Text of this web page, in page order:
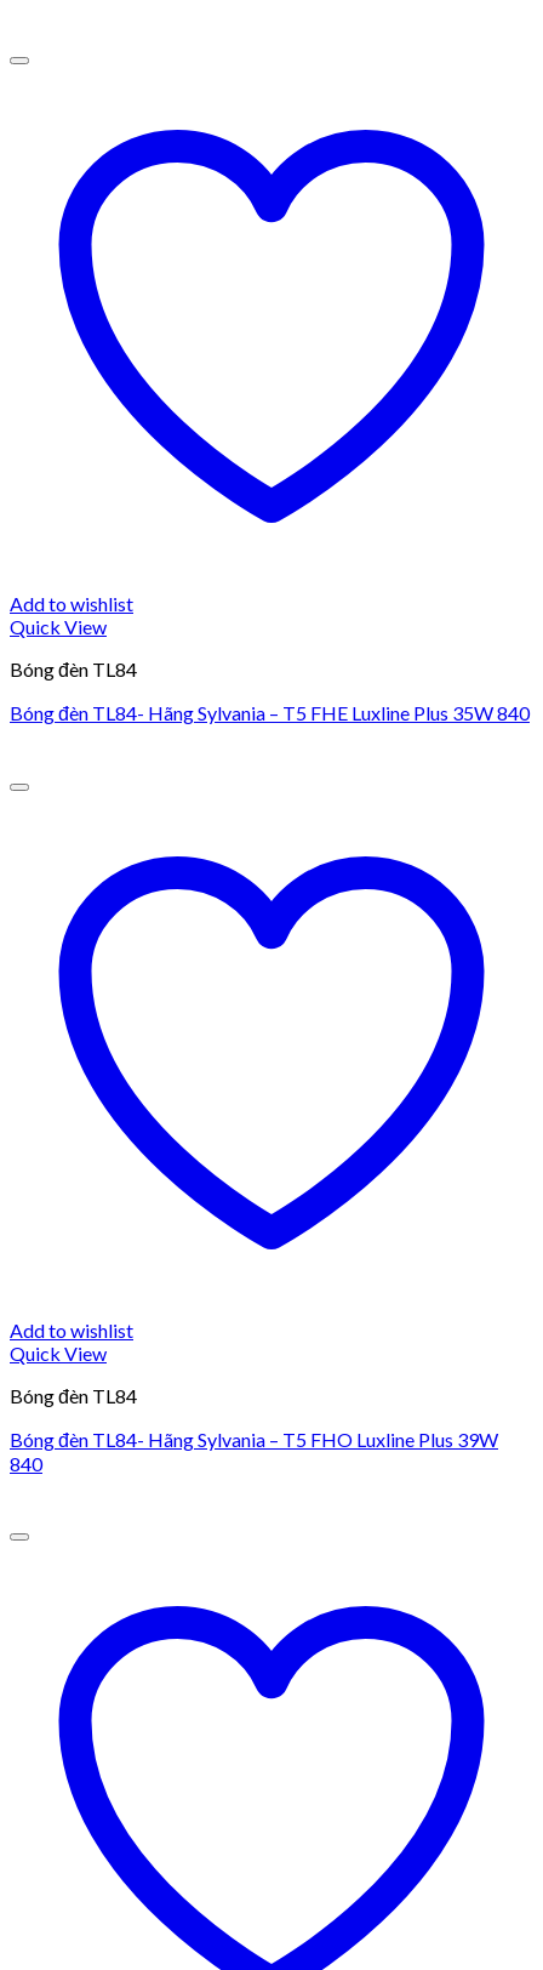
Add to wishlist
Quick View
Bóng đèn TL84
Bóng đèn TL84- Hãng Sylvania – T5 FHE Luxline Plus 35W 840
Add to wishlist
Quick View
Bóng đèn TL84
Bóng đèn TL84- Hãng Sylvania – T5 FHO Luxline Plus 39W
840